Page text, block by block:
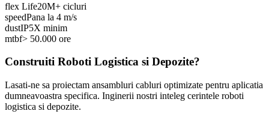
flex Life20M+ cicluri
speedPana la 4 m/s
dustIP5X minim
mtbf> 50.000 ore
Construiti Roboti Logistica si Depozite?
Lasati-ne sa proiectam ansambluri cabluri optimizate pentru aplicatia
dumneavoastra specifica. Inginerii nostri inteleg cerintele roboti
logistica si depozite.